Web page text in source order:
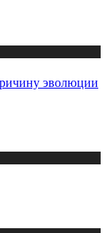
эволюции